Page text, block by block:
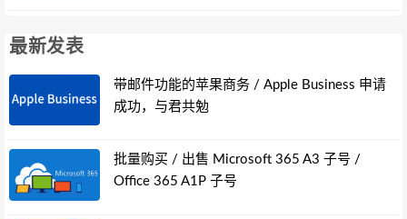
最新发表
带邮件功能的苹果商务 / Apple Business 申请
成功，与君共勉
批量购买 / 出售 Microsoft 365 A3 子号 /
Office 365 A1P 子号